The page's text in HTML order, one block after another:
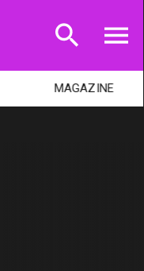
MAGAZINE